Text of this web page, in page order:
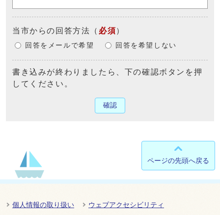
当市からの回答方法 （ 必須）
回答をメールで希望 回答を希望しない
書き込みが終わりましたら、下の確認ボタンを押
してください。
確認
ページの先頭へ戻る
個人情報の取り扱い ウェブアクセシビリティ